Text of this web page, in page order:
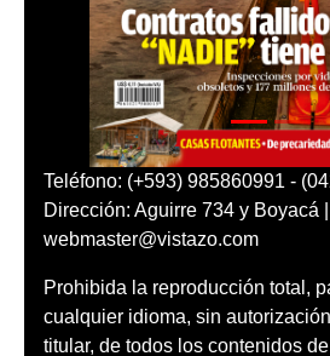
Teléfono: (+593) 985860991 -
Dirección: Aguirre 734 y Boyacá
webmaster@vistazo.com
Prohibida la reproducción total,
cualquier idioma, sin
titular, de todos los contenidos